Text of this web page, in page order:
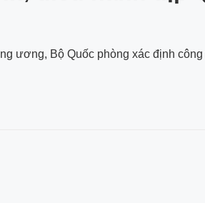
ương, Bộ Quốc phòng xác định